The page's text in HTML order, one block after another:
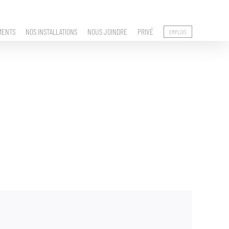
NOS INSTALLATIONS NOUS JOINDRE PRIVÉ EMPLOIS